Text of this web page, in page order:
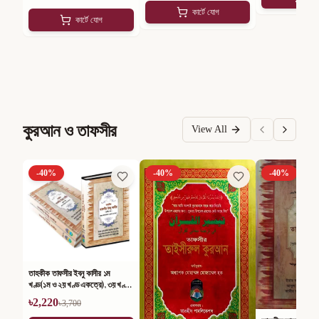
কার্টে যোগ
কার্টে যোগ
কুরআন ও তাফসীর View All
-40%
তাহকীক তাফসীর ইবনু কাসীর ১ম
খণ্ড(১ম ও ২য় খণ্ড একত্রে), ৩য় খণ্ড,
৪র্থ খণ্ড ও আম্মা পারা (সেট)
৳2,220৳3,700
-40% -40%